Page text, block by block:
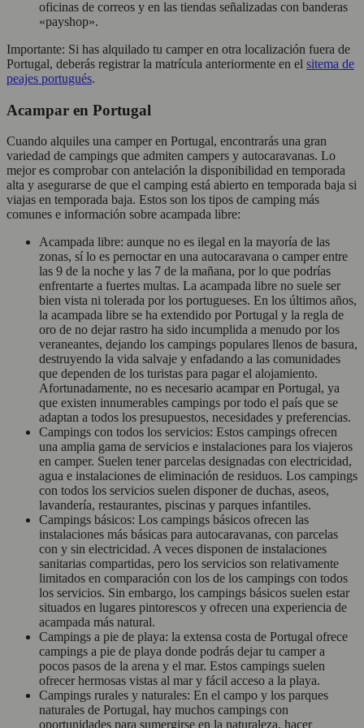
oficinas de correos y en las tiendas señalizadas con banderas
«payshop».
Importante: Si has alquilado tu camper en otra localización fuera de
Portugal, deberás registrar la matrícula anteriormente en el sitema de
peajes portugués.
Acampar en Portugal
Cuando alquiles una camper en Portugal, encontrarás una gran
variedad de campings que admiten campers y autocaravanas. Lo
mejor es comprobar con antelación la disponibilidad en temporada
alta y asegurarse de que el camping está abierto en temporada baja si
viajas en temporada baja. Estos son los tipos de camping más
comunes e información sobre acampada libre:
Acampada libre: aunque no es ilegal en la mayoría de las
zonas, sí lo es pernoctar en una autocaravana o camper entre
las 9 de la noche y las 7 de la mañana, por lo que podrías
enfrentarte a fuertes multas. La acampada libre no suele ser
bien vista ni tolerada por los portugueses. En los últimos años,
la acampada libre se ha extendido por Portugal y la regla de
oro de no dejar rastro ha sido incumplida a menudo por los
veraneantes, dejando los campings populares llenos de basura,
destruyendo la vida salvaje y enfadando a las comunidades
que dependen de los turistas para pagar el alojamiento.
Afortunadamente, no es necesario acampar en Portugal, ya
que existen innumerables campings por todo el país que se
adaptan a todos los presupuestos, necesidades y preferencias.
Campings con todos los servicios: Estos campings ofrecen
una amplia gama de servicios e instalaciones para los viajeros
en camper. Suelen tener parcelas designadas con electricidad,
agua e instalaciones de eliminación de residuos. Los campings
con todos los servicios suelen disponer de duchas, aseos,
lavandería, restaurantes, piscinas y parques infantiles.
Campings básicos: Los campings básicos ofrecen las
instalaciones más básicas para autocaravanas, con parcelas
con y sin electricidad. A veces disponen de instalaciones
sanitarias compartidas, pero los servicios son relativamente
limitados en comparación con los de los campings con todos
los servicios. Sin embargo, los campings básicos suelen estar
situados en lugares pintorescos y ofrecen una experiencia de
acampada más natural.
Campings a pie de playa: la extensa costa de Portugal ofrece
campings a pie de playa donde podrás dejar tu camper a
pocos pasos de la arena y el mar. Estos campings suelen
ofrecer hermosas vistas al mar y fácil acceso a la playa.
Campings rurales y naturales: En el campo y los parques
naturales de Portugal, hay muchos campings con
oportunidades para sumergirse en la naturaleza, hacer